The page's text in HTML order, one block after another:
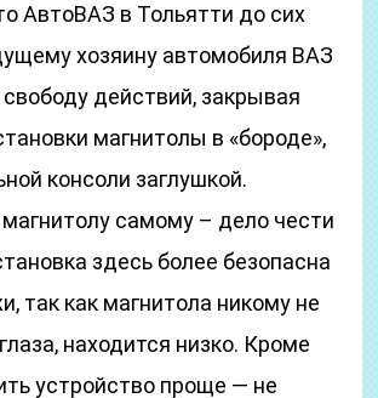
АвтоВАЗ в Тольятти до сих
хозяину автомобиля ВАЗ
действий, закрывая
магнитолы в «бороде»,
консоли заглушкой.
самому – дело чести
здесь более безопасна
так как магнитола никому не
находится низко. Кроме
устройство проще — не